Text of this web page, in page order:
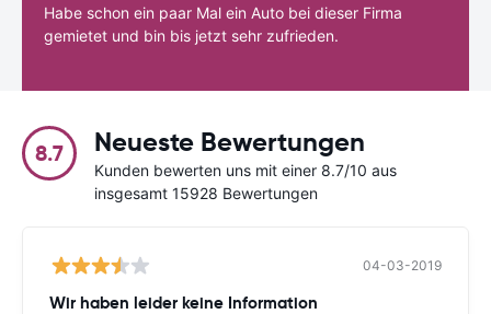
Habe schon ein paar Mal ein Auto bei dieser Firma
gemietet und bin bis jetzt sehr zufrieden.
8.7 Neueste Bewertungen
Kunden bewerten uns mit einer 8.7/10 aus
insgesamt 15928 Bewertungen
04-03-2019
Wir haben leider keine Information